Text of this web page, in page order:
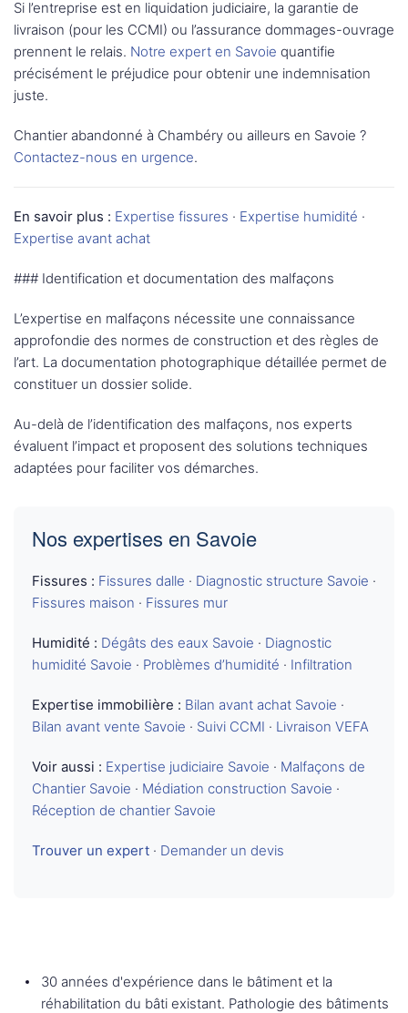
Si l’entreprise est en liquidation judiciaire, la garantie de
livraison (pour les CCMI) ou l’assurance dommages-ouvrage
prennent le relais. Notre expert en Savoie quantifie
précisément le préjudice pour obtenir une indemnisation
juste.
Chantier abandonné à Chambéry ou ailleurs en Savoie ?
Contactez-nous en urgence.
En savoir plus : Expertise fissures · Expertise humidité ·
Expertise avant achat
### Identification et documentation des malfaçons
L’expertise en malfaçons nécessite une connaissance
approfondie des normes de construction et des règles de
l’art. La documentation photographique détaillée permet de
constituer un dossier solide.
Au-delà de l’identification des malfaçons, nos experts
évaluent l’impact et proposent des solutions techniques
adaptées pour faciliter vos démarches.
Nos expertises en Savoie
Fissures : Fissures dalle · Diagnostic structure Savoie ·
Fissures maison · Fissures mur
Humidité : Dégâts des eaux Savoie · Diagnostic
humidité Savoie · Problèmes d’humidité · Infiltration
Expertise immobilière : Bilan avant achat Savoie ·
Bilan avant vente Savoie · Suivi CCMI · Livraison VEFA
Voir aussi : Expertise judiciaire Savoie · Malfaçons de
Chantier Savoie · Médiation construction Savoie ·
Réception de chantier Savoie
Trouver un expert · Demander un devis
30 années d'expérience dans le bâtiment et la
réhabilitation du bâti existant. Pathologie des bâtiments